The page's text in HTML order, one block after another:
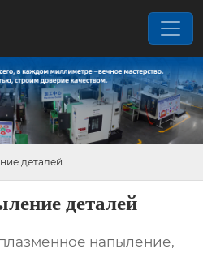
деталей
деталей
напыление,